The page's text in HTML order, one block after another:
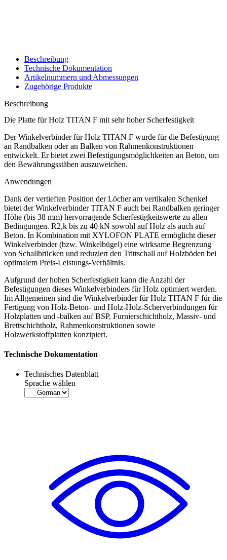
Beschreibung
Technische Dokumentation
Artikelnummern und Abmessungen
Zugehörige Produkte
Beschreibung
Die Platte für Holz TITAN F mit sehr hoher Scherfestigkeit
DerWinkelverbinder für Holz TITAN F wurde für die Befestigung
an Randbalken oder an Balken von Rahmenkonstruktionen
entwickelt. Er bietet zwei Befestigungsmöglichkeiten an Beton, um
den Bewährungsstäben auszuweichen.
Anwendungen
Dank der vertieften Position der Löcher am vertikalen Schenkel
bietet derWinkelverbinderTITAN F auch bei Randbalken geringer
Höhe (bis 38 mm) hervorragende Scherfestigkeitswerte zu allen
Bedingungen. R2,k bis zu 40 kN sowohl auf Holz als auch auf
Beton. In Kombination mit XYLOFON PLATE ermöglicht dieser
Winkelverbinder(bzw. Winkelbügel) eine wirksame Begrenzung
von Schallbrücken und reduziert den Trittschall auf Holzböden bei
optimalem Preis-Leistungs-Verhältnis.
Aufgrund der hohen Scherfestigkeit kann die Anzahl der
Befestigungen dieses Winkelverbinders für Holz optimiert werden.
Im Allgemeinen sind die Winkelverbinder für Holz TITAN F für die
Fertigung von Holz-Beton- und Holz-Holz-Scherverbindungen für
Holzplatten und -balken auf BSP, Furnierschichtholz, Massiv- und
Brettschichtholz, Rahmenkonstruktionen sowie
Holzwerkstoffplatten konzipiert.
Technische Dokumentation
Technisches Datenblatt
Sprache wählen